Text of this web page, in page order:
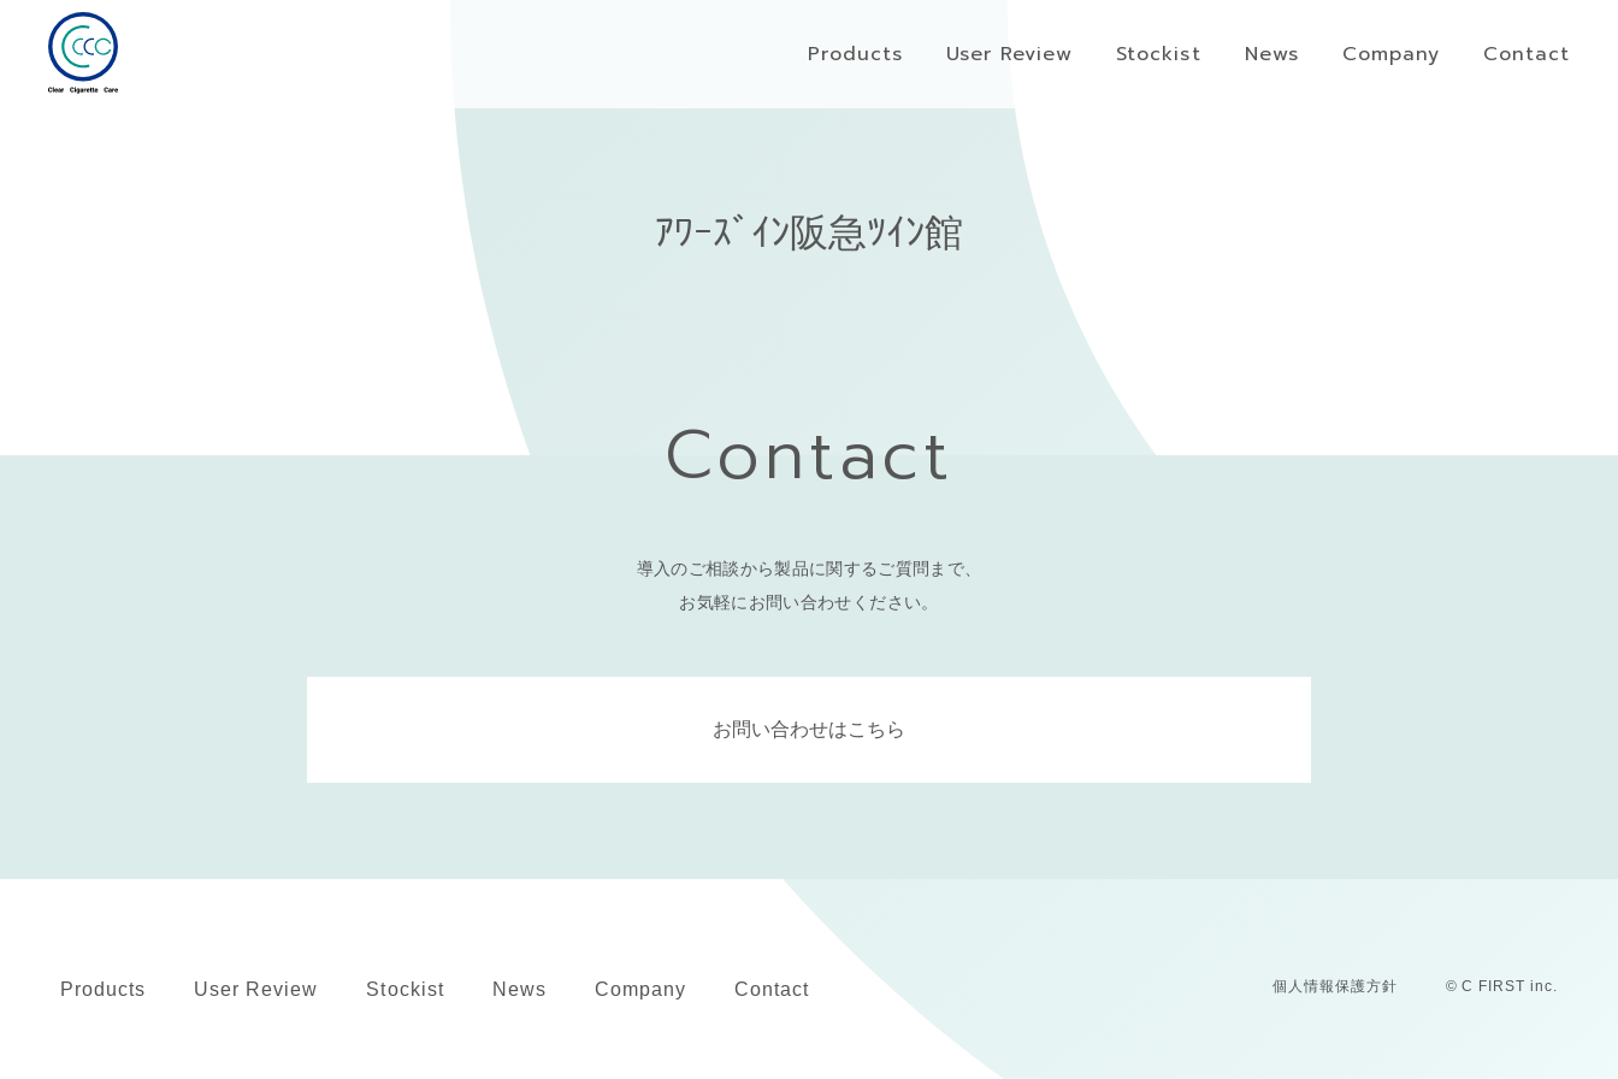
Products User Review Stockist News Company Contact
ｱﾜｰｽﾞｲﾝ阪急ﾂｲﾝ館
Contact
導入のご相談から製品に関するご質問まで、
お気軽にお問い合わせください。
お問い合わせはこちら
Products User Review Stockist News Company Contact 個人情報保護方針 © C FIRST inc.